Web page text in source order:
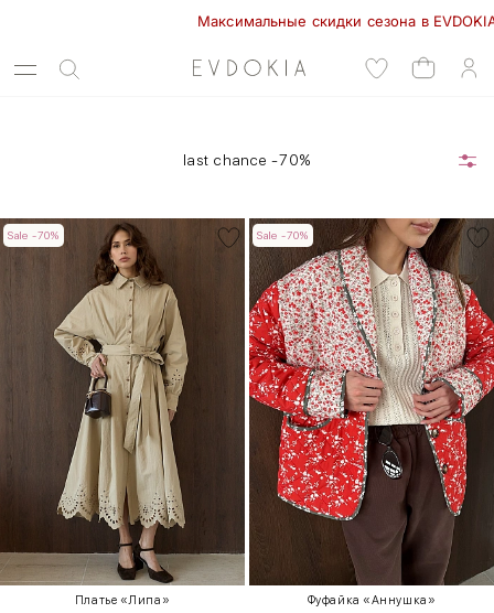
Максимальные скидки сезона в EVDOKIA! -
last chance -70%
Sale -70%
Платье «Липа»
Sale -70%
Фуфайка «Аннушка»